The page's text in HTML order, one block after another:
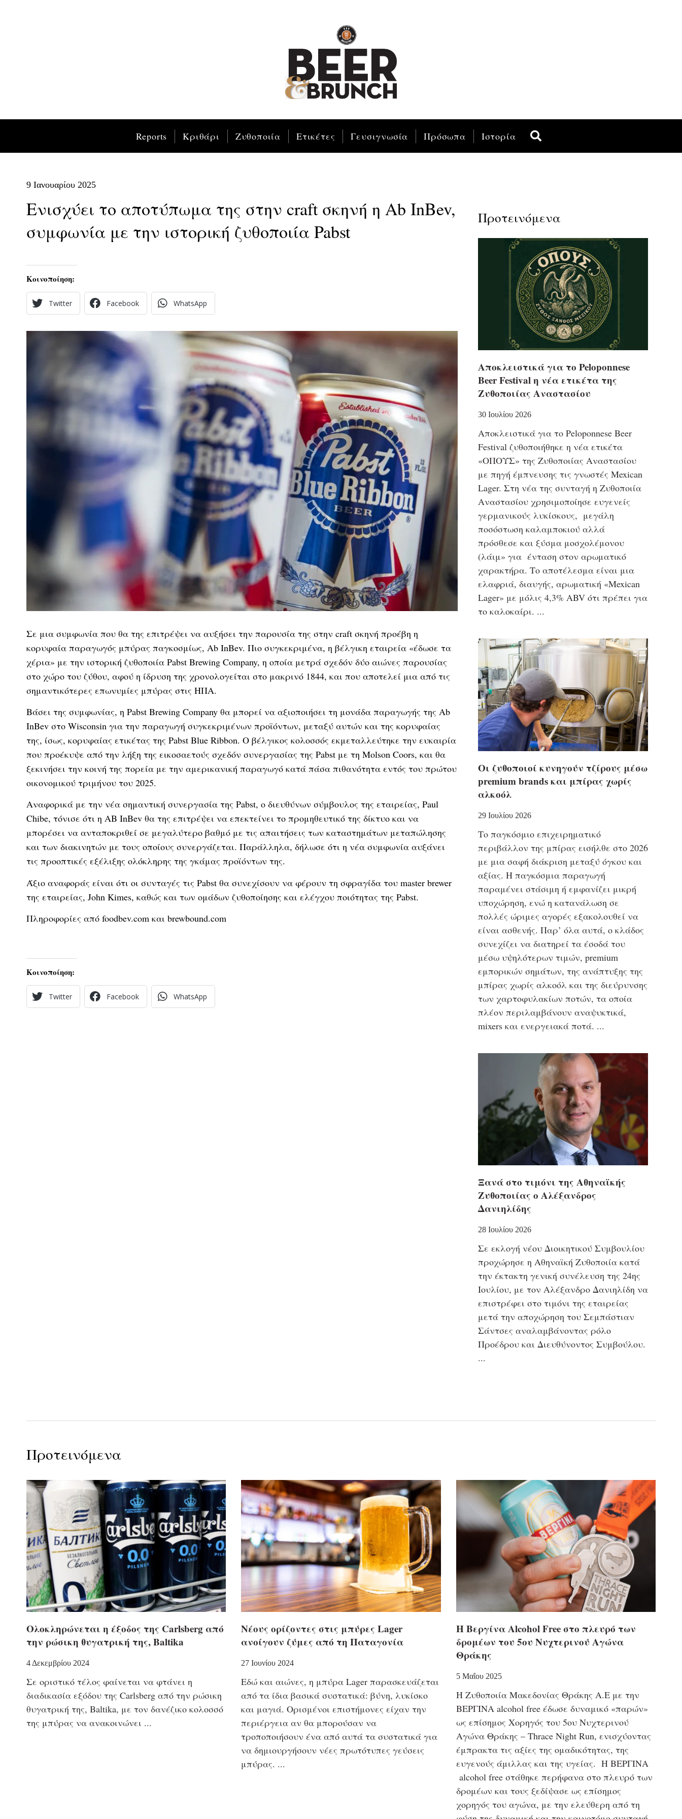
Reports Κριθάρι Ζυθοποιία Ετικέτες Γευσιγνωσία Πρόσωπα Ιστορία
9 Ιανουαρίου 2025
Ενισχύει το αποτύπωμα της στην craft σκηνή η Ab InBev,
συμφωνία με την ιστορική ζυθοποιία Pabst
Κοινοποίηση:
Twitter Facebook WhatsApp
Σε μια συμφωνία που θα της επιτρέψει να αυξήσει την παρουσία της στην craft σκηνή προέβη η
κορυφαία παραγωγός μπύρας παγκοσμίως, Ab InBev. Πιο συγκεκριμένα, η βέλγικη εταιρεία «έδωσε τα
χέρια» με την ιστορική ζυθοποιία Pabst Brewing Company, η οποία μετρά σχεδόν δύο αιώνες παρουσίας
στο χώρο του ζύθου, αφού η ίδρυση της χρονολογείται στο μακρινό 1844, και που αποτελεί μια από τις
σημαντικότερες επωνυμίες μπύρας στις ΗΠΑ.
Βάσει της συμφωνίας, η Pabst Brewing Company θα μπορεί να αξιοποιήσει τη μονάδα παραγωγής της Ab
InBev στο Wisconsin για την παραγωγή συγκεκριμένων προϊόντων, μεταξύ αυτών και της κορυφαίας
της, ίσως, κορυφαίας ετικέτας της Pabst Blue Ribbon. Ο βέλγικος κολοσσός εκμεταλλεύτηκε την ευκαιρία
που προέκυψε από την λήξη της εικοσαετούς σχεδόν συνεργασίας της Pabst με τη Molson Coors, και θα
ξεκινήσει την κοινή της πορεία με την αμερικανική παραγωγό κατά πάσα πιθανότητα εντός του πρώτου
οικονομικού τριμήνου του 2025.
Αναφορικά με την νέα σημαντική συνεργασία της Pabst, ο διευθύνων σύμβουλος της εταιρείας, Paul
Chibe, τόνισε ότι η AB InBev θα της επιτρέψει να επεκτείνει το προμηθευτικό της δίκτυο και να
μπορέσει να ανταποκριθεί σε μεγαλύτερο βαθμό με τις απαιτήσεις των καταστημάτων μεταπώλησης
και των διακινητών με τους οποίους συνεργάζεται. Παράλληλα, δήλωσε ότι η νέα συμφωνία αυξάνει
τις προοπτικές εξέλιξης ολόκληρης της γκάμας προϊόντων της.
Άξιο αναφοράς είναι ότι οι συνταγές τις Pabst θα συνεχίσουν να φέρουν τη σφραγίδα του master brewer
της εταιρείας, John Kimes, καθώς και των ομάδων ζυθοποίησης και ελέγχου ποιότητας της Pabst.
Πληροφορίες από foodbev.com και brewbound.com
Κοινοποίηση:
Twitter Facebook WhatsApp
Προτεινόμενα
Αποκλειστικά για το Peloponnese
Beer Festival η νέα ετικέτα της
Ζυθοποιίας Αναστασίου
30 Ιουλίου 2026
Αποκλειστικά για το Peloponnese Beer
Festival ζυθοποιήθηκε η νέα ετικέτα
«ΟΠΟΥΣ» της Ζυθοποιίας Αναστασίου
με πηγή έμπνευσης τις γνωστές Mexican
Lager. Στη νέα της συνταγή η Ζυθοποιία
Αναστασίου χρησιμοποίησε ευγενείς
γερμανικούς λυκίσκους, μεγάλη
ποσόστωση καλαμποκιού αλλά
πρόσθεσε και ξύσμα μοσχολέμονου
(λάιμ» για ένταση στον αρωματικό
χαρακτήρα. Το αποτέλεσμα είναι μια
ελαφριά, διαυγής, αρωματική «Mexican
Lager» με μόλις 4,3% ABV ότι πρέπει για
το καλοκαίρι.
Οι ζυθοποιοί κυνηγούν τζίρους μέσω
premium brands και μπίρας χωρίς
αλκοόλ
29 Ιουλίου 2026
Το παγκόσμιο επιχειρηματικό
περιβάλλον της μπίρας εισήλθε στο 2026
με μια σαφή διάκριση μεταξύ όγκου και
αξίας. Η παγκόσμια παραγωγή
παραμένει στάσιμη ή εμφανίζει μικρή
υποχώρηση, ενώ η κατανάλωση σε
πολλές ώριμες αγορές εξακολουθεί να
είναι ασθενής. Παρ’ όλα αυτά, ο κλάδος
συνεχίζει να διατηρεί τα έσοδά του
μέσω υψηλότερων τιμών, premium
εμπορικών σημάτων, της ανάπτυξης της
μπίρας χωρίς αλκοόλ και της διεύρυνσης
των χαρτοφυλακίων ποτών, τα οποία
πλέον περιλαμβάνουν αναψυκτικά,
mixers και ενεργειακά ποτά.
Ξανά στο τιμόνι της Αθηναϊκής
Ζυθοποιίας ο Αλέξανδρος
Δανιηλίδης
28 Ιουλίου 2026
Σε εκλογή νέου Διοικητικού Συμβουλίου
προχώρησε η Αθηναϊκή Ζυθοποιία κατά
την έκτακτη γενική συνέλευση της 24ης
Ιουλίου, με τον Αλέξανδρο Δανιηλίδη να
επιστρέφει στο τιμόνι της εταιρείας
μετά την αποχώρηση του Σεμπάστιαν
Σάντσες αναλαμβάνοντας ρόλο
Προέδρου και Διευθύνοντος Συμβούλου.
Προτεινόμενα
Ολοκληρώνεται η έξοδος της Carlsberg από
την ρώσικη θυγατρική της, Baltika
4 Δεκεμβρίου 2024
Σε οριστικό τέλος φαίνεται να φτάνει η
διαδικασία εξόδου της Carlsberg από την ρώσικη
θυγατρική της, Baltika, με τον δανέζικο κολοσσό
της μπύρας να ανακοινώνει
Νέους ορίζοντες στις μπύρες Lager
ανοίγουν ζύμες από τη Παταγονία
27 Ιουνίου 2024
Εδώ και αιώνες, η μπύρα Lager παρασκευάζεται
από τα ίδια βασικά συστατικά: βύνη, λυκίσκο
και μαγιά. Ορισμένοι επιστήμονες είχαν την
περιέργεια αν θα μπορούσαν να
τροποποιήσουν ένα από αυτά τα συστατικά για
να δημιουργήσουν νέες πρωτότυπες γεύσεις
μπύρας.
H Βεργίνα Alcohol Free στο πλευρό των
δρομέων του 5ου Νυχτερινού Αγώνα
Θράκης
5 Μαΐου 2025
Η Ζυθοποιία Μακεδονίας Θράκης Α.Ε με την
ΒΕΡΓΙΝΑ alcohol free έδωσε δυναμικό «παρών»
ως επίσημος Χορηγός του 5ου Νυχτερινού
Αγώνα Θράκης – Thrace Night Run, ενισχύοντας
έμπρακτα τις αξίες της ομαδικότητας, της
ευγενούς άμιλλας και της υγείας. Η ΒΕΡΓΙΝΑ
alcohol free στάθηκε περήφανα στο πλευρό των
δρομέων και τους ξεδίψασε ως επίσημος
χορηγός του αγώνα, με την ελεύθερη από τη